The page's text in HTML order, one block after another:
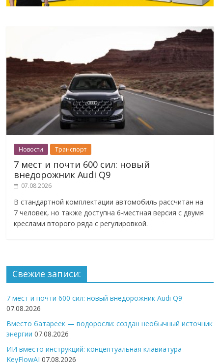
Новости Транспорт
7 мест и почти 600 сил: новый
внедорожник Audi Q9
07.08.2026
В стандартной комплектации автомобиль рассчитан на
7 человек, но также доступна 6-местная версия с двумя
креслами второго ряда с регулировкой.
Свежие записи:
7 мест и почти 600 сил: новый внедорожник Audi Q9
07.08.2026
Вместо батареек — водоросли: создан необычный источник
энергии 07.08.2026
ИИ вместо инструкций: концептуальная клавиатура
KeyFlowAI 07.08.2026